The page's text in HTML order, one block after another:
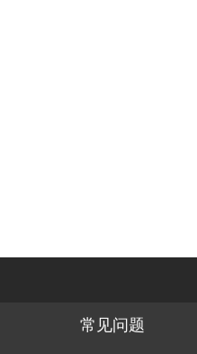
常见问题